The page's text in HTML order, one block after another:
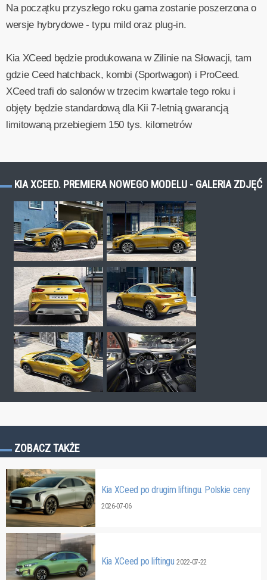
Na początku przyszłego roku gama zostanie poszerzona o
wersje hybrydowe - typu mild oraz plug-in.
Kia XCeed będzie produkowana w Zilinie na Słowacji, tam
gdzie Ceed hatchback, kombi (Sportwagon) i ProCeed.
XCeed trafi do salonów w trzecim kwartale tego roku i
objęty będzie standardową dla Kii 7-letnią gwarancją
limitowaną przebiegiem 150 tys. kilometrów
KIA XCEED. PREMIERA NOWEGO MODELU - GALERIA ZDJĘĆ
ZOBACZ TAKŻE
Kia XCeed po drugim liftingu. Polskie ceny
2026-07-06
Kia XCeed po liftingu2022-07-22